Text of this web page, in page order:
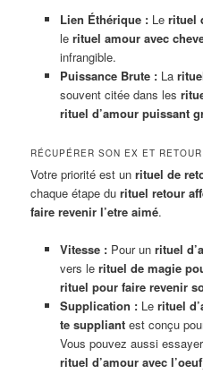
Lien Éthérique :Le rituel
le rituel amour avec
infrangible.
Puissance Brute :La
souvent citée dans les
rituel d’amour puissant
RÉCUPÉRER SON EX ET
Votre priorité est unrituel de
chaque étape durituel retour
faire revenir l’etre aimé.
Vitesse :Pour un rituel
vers le rituel de magie
rituel pour faire revenir
Supplication :Le rituel
te suppliantest conçu
Vous pouvez aussi
rituel d’amour avec l’oeuf